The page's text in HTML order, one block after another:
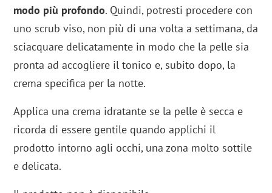
modo più profondo. Quindi, potresti procedere con
uno scrub viso, non più di una volta a settimana, da
sciacquare delicatamente in modo che la pelle sia
pronta ad accogliere il tonico e, subito dopo, la
crema specifica per la notte.
Applica una crema idratante se la pelle è secca e
ricorda di essere gentile quando applichi il
prodotto intorno agli occhi, una zona molto sottile
e delicata.